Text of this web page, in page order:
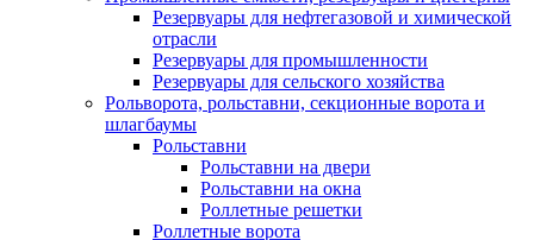
Резервуары для нефтегазовой и химической
отрасли
Резервуары для промышленности
Резервуары для сельского хозяйства
Рольворота, рольставни, секционные ворота и
шлагбаумы
Рольставни
Рольставни на двери
Рольставни на окна
Роллетные решетки
Роллетные ворота